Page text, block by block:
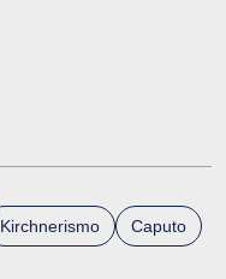
Kirchnerismo Caputo